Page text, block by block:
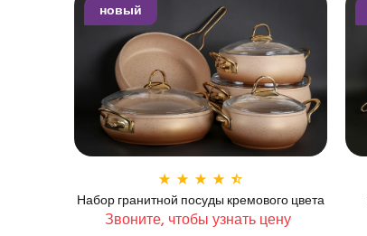
новый
Набор гранитной посуды кремового цвета
Звоните, чтобы узнать цену